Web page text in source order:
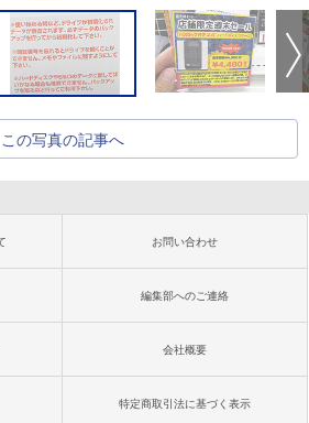
この写真の記事へ
お問い合わせ
編集部へのご連絡
会社概要
特定商取引法に基づく表示